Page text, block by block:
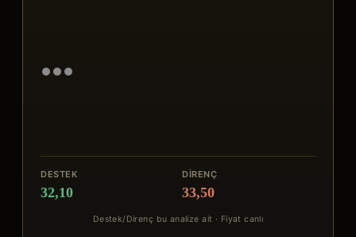
DESTEK
32,10
DIRENÇ
33,50
Destek/Direnç bu analize ait · Fiyat canlı